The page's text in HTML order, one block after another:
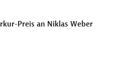
Preis an Niklas Weber